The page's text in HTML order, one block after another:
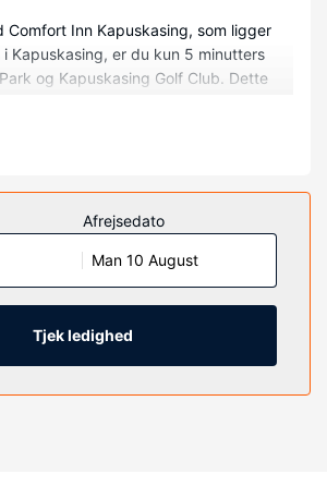
Comfort Inn Kapuskasing, som ligger
Kapuskasing, er du kun 5 minutters
og Kapuskasing Golf Club. Dette
af de 65 værelser, der indeholder
tv. Din seng er udstyret med
sengetøj. Med Wi-Fi (tillægsgebyr)
på nettet, og kabelkanaler sørger for
Værelset har et privat badeværelse med
bruser/badekar samt gratis toiletartikler
tilbud, såsom et fitnesscenter,
Afrejsedato
Man 10 August
Tjek ledighed